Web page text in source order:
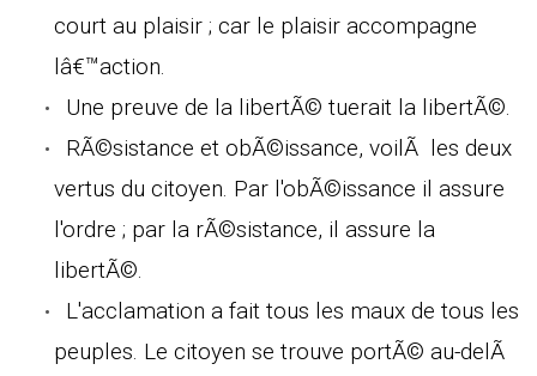
court au plaisir ; car le plaisir accompagne
lâ€™action.
Une preuve de la libertÃ© tuerait la libertÃ©.
RÃ©sistance et obÃ©issance, voilÃ les deux
vertus du citoyen. Par l'obÃ©issance il assure
l'ordre ; par la rÃ©sistance, il assure la
libertÃ©.
L'acclamation a fait tous les maux de tous les
peuples. Le citoyen se trouve portÃ© au-delÃ